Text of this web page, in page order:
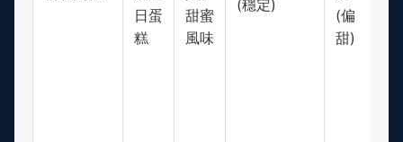
日蛋
糕
甜蜜
風味
(穩定)
(偏
甜)